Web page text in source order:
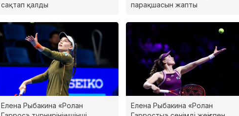
сақтап қалды
парақшасын жапты
Елена Рыбакина «Ролан
Елена Рыбакина «Ролан